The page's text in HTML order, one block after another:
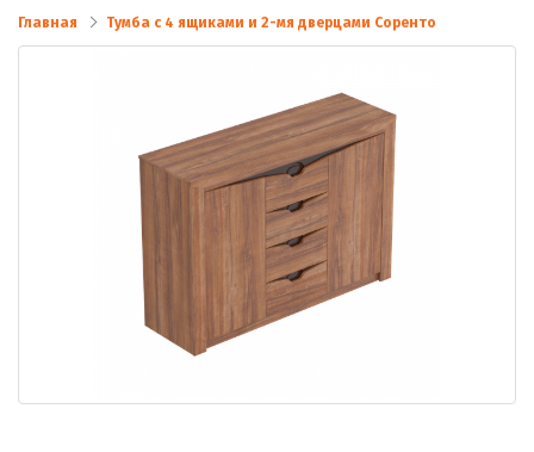
Главная Тумба с 4 ящиками и 2-мя дверцами Соренто